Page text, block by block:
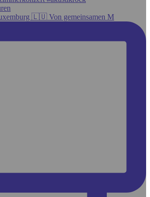
🇱🇺 Von gemeinsamen M